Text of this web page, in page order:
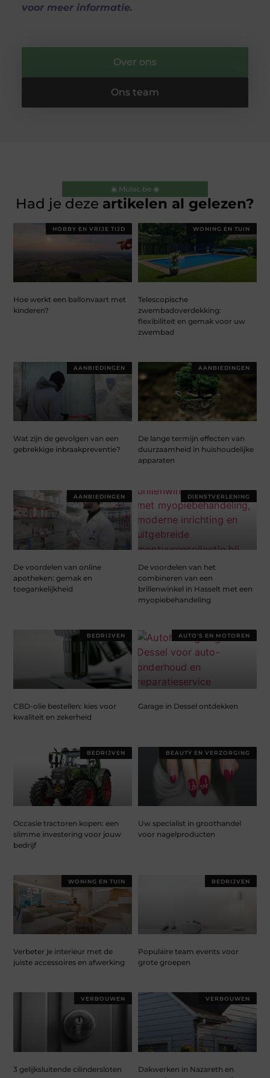
voor meer informatie.
Over ons
Ons team
◉ Mulac.be ◉
Had je deze artikelen al gelezen?
HOBBY EN VRIJE TIJD
Hoe werkt een ballonvaart met
kinderen?
WONING EN TUIN
Telescopische
zwembadoverdekking:
flexibiliteit en gemak voor uw
zwembad
AANBIEDINGEN
Wat zijn de gevolgen van een
gebrekkige inbraakpreventie?
AANBIEDINGEN
De lange termijn effecten van
duurzaamheid in huishoudelijke
apparaten
AANBIEDINGEN
De voordelen van online
apotheken: gemak en
toegankelijkheid
DIENSTVERLENING
De voordelen van het
combineren van een
brillenwinkel in Hasselt met een
myopiebehandeling
BEDRIJVEN
CBD-olie bestellen: kies voor
kwaliteit en zekerheid
AUTO'S EN MOTOREN
Garage in Dessel ontdekken
BEDRIJVEN
Occasie tractoren kopen: een
slimme investering voor jouw
bedrijf
BEAUTY EN VERZORGING
Uw specialist in groothandel
voor nagelproducten
WONING EN TUIN
Verbeter je interieur met de
juiste accessoires en afwerking
BEDRIJVEN
Populaire team events voor
grote groepen
VERBOUWEN
3 gelijksluitende cilindersloten
VERBOUWEN
Dakwerken in Nazareth en